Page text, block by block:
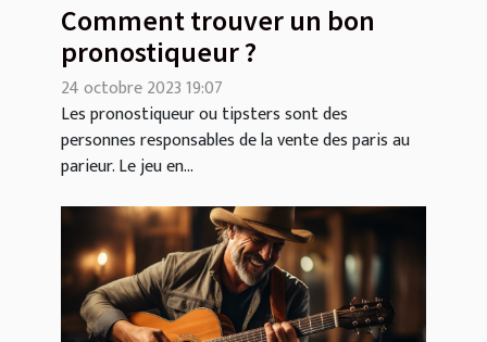
Comment trouver un bon
pronostiqueur ?
24 octobre 2023 19:07
Les pronostiqueur ou tipsters sont des
personnes responsables de la vente des paris au
parieur. Le jeu en...